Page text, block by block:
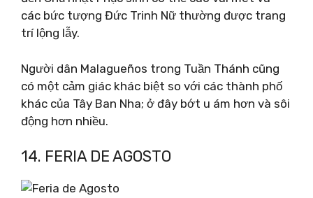
các bức tượng Đức Trinh Nữ thường được trang
trí lộng lẫy.
Người dân Malagueños trong Tuần Thánh cũng
có một cảm giác khác biệt so với các thành phố
khác của Tây Ban Nha; ở đây bớt u ám hơn và sôi
động hơn nhiều.
14. FERIA DE AGOSTO